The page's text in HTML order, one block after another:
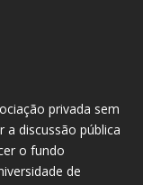
privada sem
a discussão pública
o fundo
de